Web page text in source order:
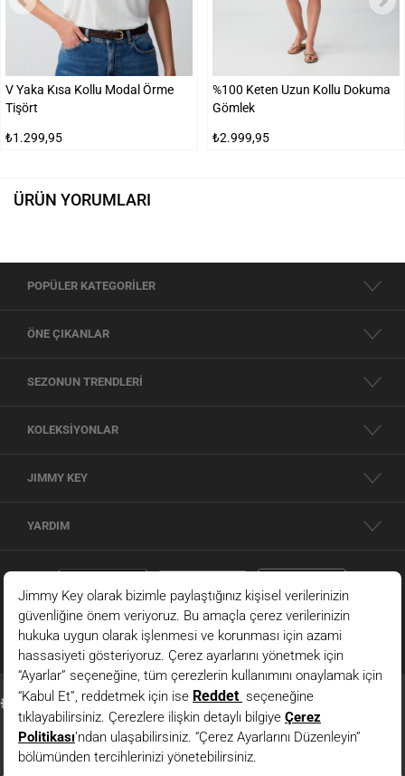
V Yaka Kısa Kollu Modal Örme
Tişört
₺1.299,95
%100 Keten Uzun Kollu Dokuma
Gömlek
₺2.999,95
ÜRÜN YORUMLARI
POPÜLER KATEGORİLER
ÖNE ÇIKANLAR
SEZONUN TRENDLERİ
KOLEKSİYONLAR
JIMMY KEY
YARDIM